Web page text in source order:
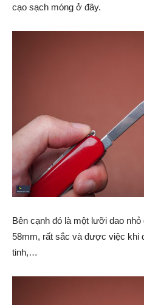
cạo sạch móng ở đây.
Bên cạnh đó là một lưỡi dao
58mm, rất sắc và được việc khi
tinh,…